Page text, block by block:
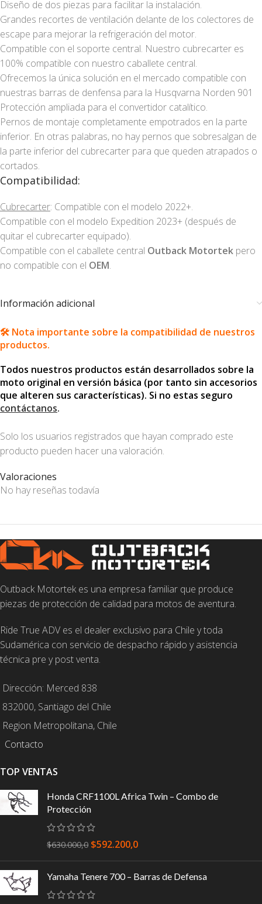
Diseño de dos piezas para facilitar la instalación.
Grandes recortes de ventilación delante de los colectores de
escape para mejorar la refrigeración del motor.
Compatible con el soporte central. Nuestro cubrecarter es
100% compatible con nuestro caballete central.
Ofrecemos la única solución en el mercado compatible con
nuestras barras de denfensa para la Husqvarna Norden 901
Protección ampliada para el convertidor catalítico.
Pernos de montaje completamente empotrados en la parte
inferior. En otras palabras, no hay pernos que sobresalgan de
la parte inferior del cubrecarter para que queden atrapados o
cortados.
Compatibilidad:
Cubrecarter: Compatible con el modelo 2022+.
Compatible con el modelo Expedition 2023+ (después de
quitar el cubrecarter equipado).
Compatible con el caballete central Outback Motortek pero
no compatible con el OEM.
Información adicional
🛠️ Nota importante sobre la compatibilidad de nuestros
productos.
Todos nuestros productos están desarrollados sobre la
moto original en versión básica (por tanto sin accesorios
que alteren sus características). Si no estas seguro
contáctanos.
Valoraciones
No hay reseñas todavía
Solo los usuarios registrados que hayan comprado este
producto pueden hacer una valoración.
Outback Motortek es una empresa familiar que produce
piezas de protección de calidad para motos de aventura.
Ride True ADV es el dealer exclusivo para Chile y toda
Sudamérica con servicio de despacho rápido y asistencia
técnica pre y post venta.
Dirección: Merced 838
832000, Santiago del Chile
Region Metropolitana, Chile
Contacto
TOP VENTAS
Honda CRF1100L Africa Twin – Combo de
Protección
$630.000,0 $592.200,0
Yamaha Tenere 700 – Barras de Defensa